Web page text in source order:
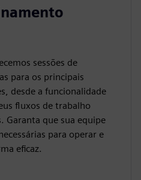
sessões de
para os principais
desde a funcionalidade
fluxos de trabalho
Garanta que sua equipe
para operar e
eficaz.